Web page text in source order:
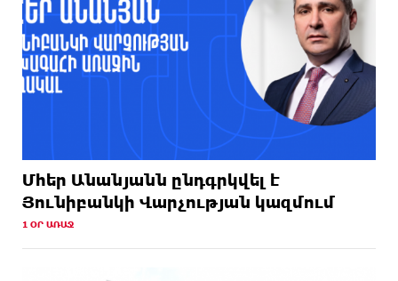
Մհեր Անանյանն ընդգրկվել է
Յունիբանկի Վարչության կազմում
1 ՕՐ ԱՌԱՋ